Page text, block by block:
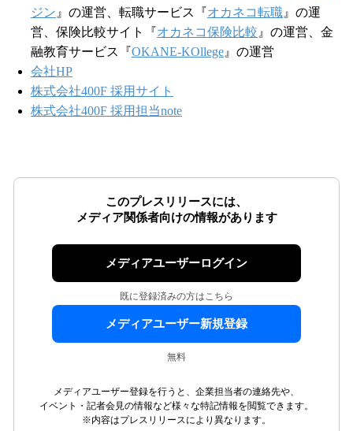
ジン 』の運営、転職サービス『オカネコ転職 』の運
営、保険比較サイト『オカネコ保険比較 』の運営、金
融教育サービス『OKANE-KOllege 』の運営
会社HP
株式会社400F 採用サイト
株式会社400F 採用担当note
このプレスリリースには、
メディア関係者向けの情報があります
メディアユーザーログイン
既に登録済みの方はこちら
メディアユーザー新規登録
無料
メディアユーザー登録を行うと、企業担当者の連絡先や、
イベント・記者会見の情報など様々な特記情報を閲覧できます。
※内容はプレスリリースにより異なります。